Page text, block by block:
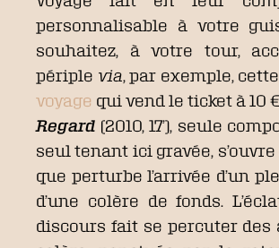
personnalisable à votre
souhaitez, à votre tour,
périple via, par exemple, cette
voyage qui vend le ticket à 10
Regard (2010, 17’), seule
seul tenant ici gravée,
que perturbe l’arrivée d’un
d’une colère de fonds.
discours fait se percuter des